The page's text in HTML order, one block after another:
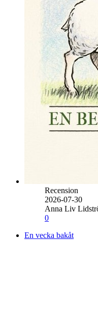
Recension
2026-07-30
Anna Liv
0
En vecka bakåt